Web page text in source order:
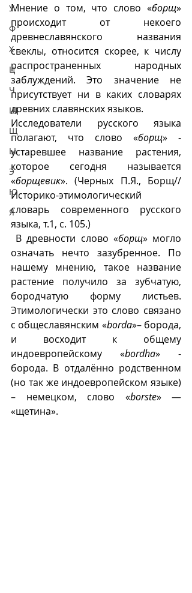
У
Ф
Х
Ц
Ч
Ш
Щ
Ы
Э
Ю
Я
Мнение о том, что слово «борщ»
происходит от некоего
древнеславянского названия
свеклы, относится скорее, к числу
распространенных народных
заблуждений. Это значение не
присутствует ни в каких словарях
древних славянских языков.
Исследователи русского языка
полагают, что слово «борщ» -
устаревшее название растения,
которое сегодня называется
«борщевик». (Черных П.Я., Борщ//
Историко-этимологический
словарь современного русского
языка, т.1, с. 105.)
В древности слово «борщ» могло
означать нечто зазубренное. По
нашему мнению, такое название
растение получило за зубчатую,
бородчатую форму листьев.
Этимологически это слово связано
с общеславянским «borda»– борода,
и восходит к общему
индоевропейскому «bordha» -
борода. В отдалённо родственном
(но так же индоевропейском языке)
– немецком, слово «borste» —
«щетина».